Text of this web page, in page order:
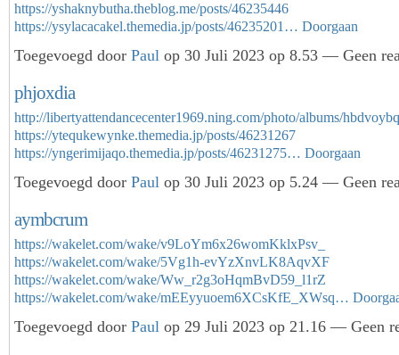
https://yshaknybutha.theblog.me/posts/46235446
https://ysylacacakel.themedia.jp/posts/46235201… Doorgaan
Toegevoegd door Paul op 30 Juli 2023 op 8.53 — Geen
phjoxdia
http://libertyattendancecenter1969.ning.com/photo/albums/hbdvoybq
https://ytequkewynke.themedia.jp/posts/46231267
https://yngerimijaqo.themedia.jp/posts/46231275… Doorgaan
Toegevoegd door Paul op 30 Juli 2023 op 5.24 — Geen
aymbcrum
https://wakelet.com/wake/v9LoYm6x26womKklxPsv_
https://wakelet.com/wake/5Vg1h-evYzXnvLK8AqvXF
https://wakelet.com/wake/Ww_r2g3oHqmBvD59_l1rZ
https://wakelet.com/wake/mEEyyuoem6XCsKfE_XWsq…
Toegevoegd door Paul op 29 Juli 2023 op 21.16 — Geen